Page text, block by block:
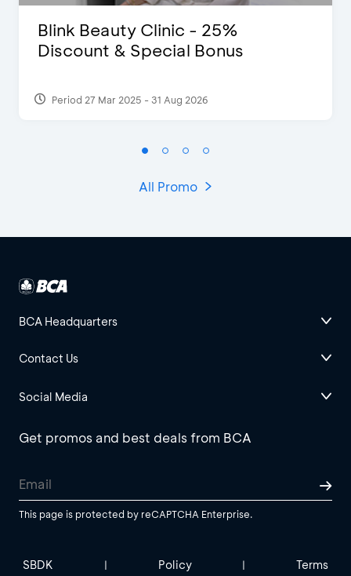
Blink Beauty Clinic - 25%
Discount & Special Bonus
Period 27 Mar 2025 - 31 Aug 2026
All Promo
BCA Headquarters
Contact Us
Social Media
Get promos and best deals from BCA
This page is protected by reCAPTCHA Enterprise.
SBDK | Policy | Terms